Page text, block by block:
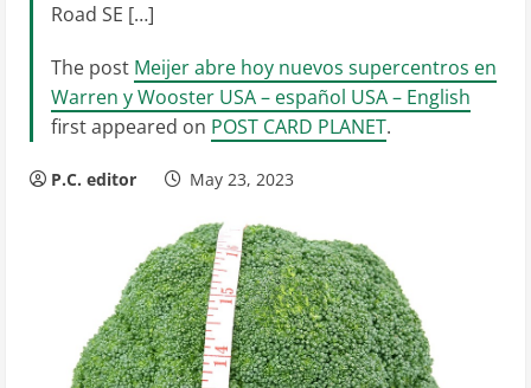
Road SE […]
The post Meijer abre hoy nuevos supercentros en
Warren y Wooster USA – español USA – English
first appeared on POST CARD PLANET.
P.C. editor May 23, 2023